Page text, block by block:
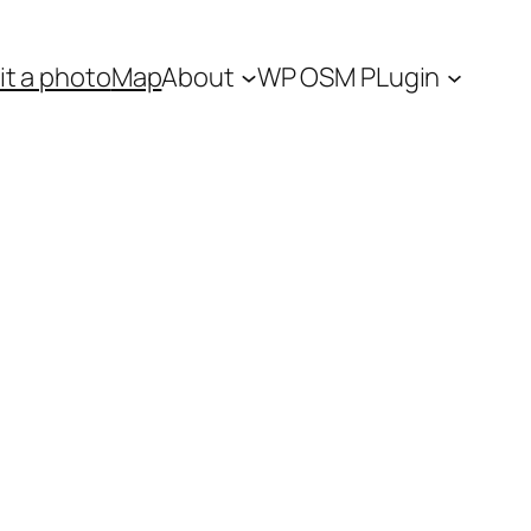
a photoMapAbout WP OSM PLugin